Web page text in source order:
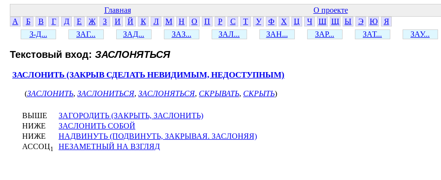
Главная О проекте
А
Б В Г Д Е Ж З И Й К Л М Н О П Р С Т У Ф Х Ц Ч Ш Щ Ы Э Ю
Я
З-Д...
ЗАГ... ЗАД... ЗАЗ... ЗАЛ... ЗАН... ЗАР... ЗАТ... ЗАУ...
Текстовый вход: ЗАСЛОНЯТЬСЯ
ЗАСЛОНИТЬ (ЗАКРЫВ СДЕЛАТЬ НЕВИДИМЫМ, НЕДОСТУПНЫМ)
(ЗАСЛОНИТЬ, ЗАСЛОНИТЬСЯ, ЗАСЛОНЯТЬСЯ, СКРЫВАТЬ, СКРЫТЬ)
ВЫШЕ
ЗАГОРОДИТЬ (ЗАКРЫТЬ, ЗАСЛОНИТЬ)
НИЖЕ
ЗАСЛОНИТЬ СОБОЙ
НИЖЕ
НАДВИНУТЬ (ПОДВИНУТЬ, ЗАКРЫВАЯ. ЗАСЛОНЯЯ)
АССОЦ1 НЕЗАМЕТНЫЙ НА ВЗГЛЯД